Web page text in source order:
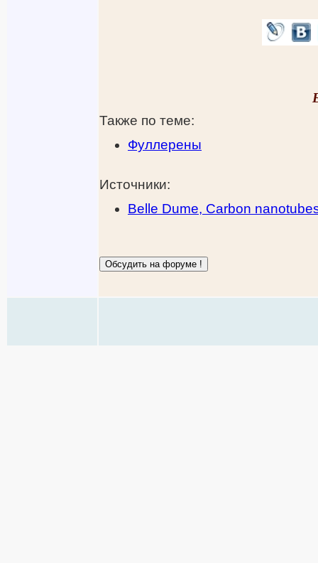
Также по теме:
Фуллерены
Источники:
Belle Dume, Carbon